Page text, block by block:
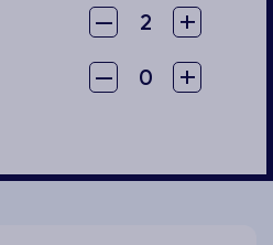
– 2 +
– 0 +